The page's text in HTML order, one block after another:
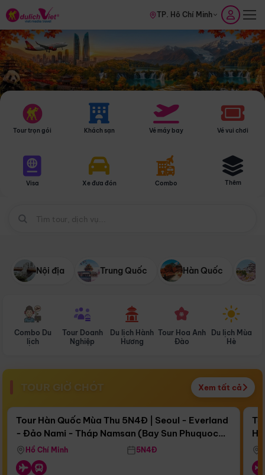
TP. Hồ Chí Minh
Tour trọn gói Khách sạn Vé máy bay Vé vui chơi
Visa Xe đưa đón Combo Thêm
Nội địa Trung Quốc Hàn Quốc
Combo Du
lịch
Tour Doanh
Nghiệp
Du lịch Hành
Hương
Tour Hoa Anh
Đào
Du lịch Mùa
Hè
TOUR GIỜ CHÓT Xem tất cả
Còn16 ngày 13:53:11
Bay Sun Phuquoc Airways
Điểm nổi bật
Tour Hàn Quốc Mùa Thu 5N4Đ | Seoul - Everland
- Đảo Nami - Tháp Namsan (Bay Sun Phuquoc
Airways)
Hồ Chí Minh 5N4Đ